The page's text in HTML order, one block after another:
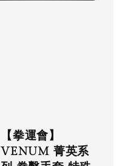
【拳運會】
VENUM 菁英系